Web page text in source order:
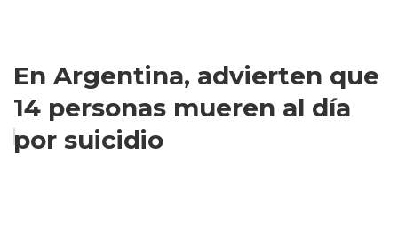
En Argentina, advierten que
14 personas mueren al día
por suicidio